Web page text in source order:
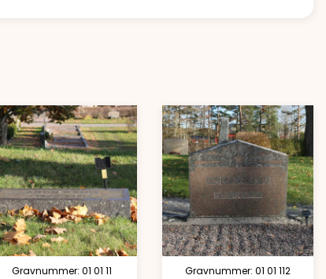
Gravnummer: 01 01 11 Gravnummer: 01 01 112